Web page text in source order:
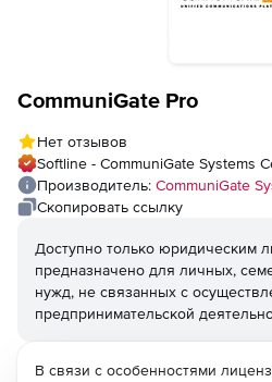
CommuniGate Pro
Нет отзывов
Softline - CommuniGate Systems
Производитель: CommuniGate
Скопировать ссылку
Доступно только юридическим
предназначено для личных,
нужд, не связанных с
предпринимательской
В связи с особенностями